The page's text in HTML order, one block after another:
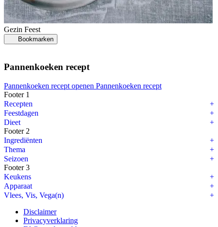
Gezin Feest
Bookmarken
Pannenkoeken recept
Pannenkoeken recept openen Pannenkoeken recept
Footer 1
Recepten
Feestdagen
Dieet
Footer 2
Ingrediënten
Thema
Seizoen
Footer 3
Keukens
Apparaat
Vlees, Vis, Vega(n)
Disclaimer
Privacyverklaring